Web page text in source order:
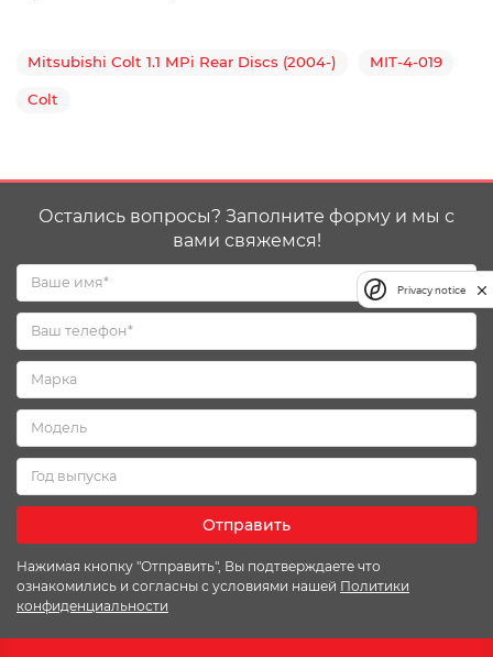
Mitsubishi Colt 1.1 MPi Rear Discs (2004-) MIT-4-019
Colt
Остались вопросы? Заполните форму и мы с
вами свяжемся!
Отправить
Нажимая кнопку "Отправить", Вы подтверждаете что
ознакомились и согласны с условиями нашей Политики
конфиденциальности
Privacy notice